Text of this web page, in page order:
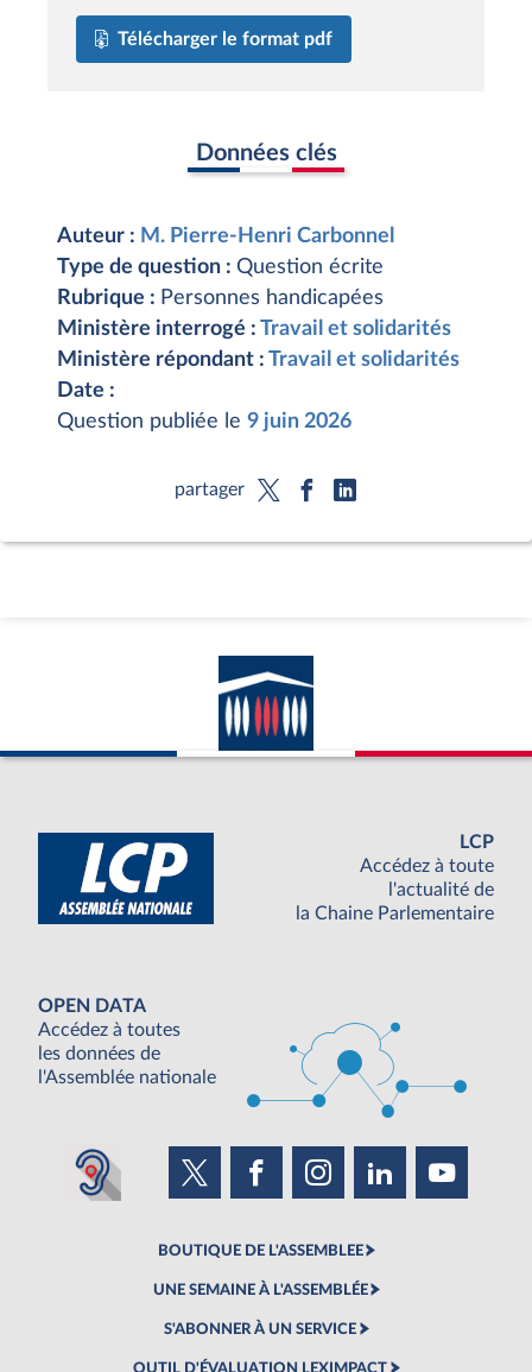
Télécharger le format pdf
Données clés
Auteur : M. Pierre-Henri Carbonnel
Type de question : Question écrite
Rubrique : Personnes handicapées
Ministère interrogé : Travail et solidarités
Ministère répondant : Travail et solidarités
Date :
Question publiée le 9 juin 2026
partager
LCP
Accédez à toute
l'actualité de
la Chaine Parlementaire
OPEN DATA
Accédez à toutes
les données de
l'Assemblée nationale
BOUTIQUE DE L'ASSEMBLEE
UNE SEMAINE À L'ASSEMBLÉE
S'ABONNER À UN SERVICE
OUTIL D'ÉVALUATION LEXIMPACT